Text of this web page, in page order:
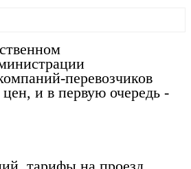
перевозчиков
и в первую очередь -